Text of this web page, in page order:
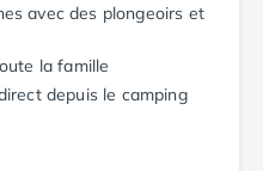
avec des plongeoirs et
la famille
depuis le camping